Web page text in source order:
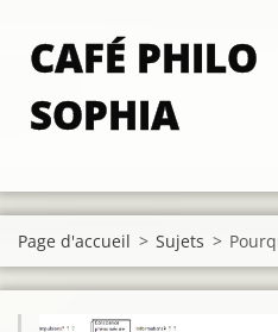
CAFÉ PHILO
SOPHIA
Page d'accueil > Sujets >